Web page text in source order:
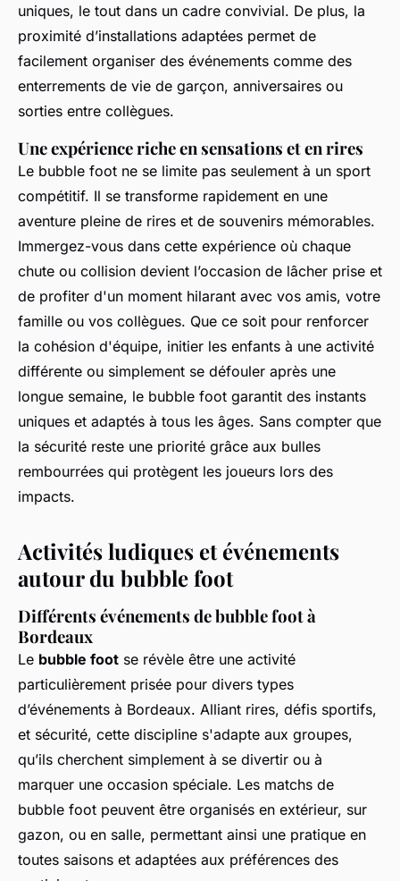
uniques, le tout dans un cadre convivial. De plus, la
proximité d’installations adaptées permet de
facilement organiser des événements comme des
enterrements de vie de garçon, anniversaires ou
sorties entre collègues.
Une expérience riche en sensations et en rires
Le bubble foot ne se limite pas seulement à un sport
compétitif. Il se transforme rapidement en une
aventure pleine de rires et de souvenirs mémorables.
Immergez-vous dans cette expérience où chaque
chute ou collision devient l’occasion de lâcher prise et
de profiter d'un moment hilarant avec vos amis, votre
famille ou vos collègues. Que ce soit pour renforcer
la cohésion d'équipe, initier les enfants à une activité
différente ou simplement se défouler après une
longue semaine, le bubble foot garantit des instants
uniques et adaptés à tous les âges. Sans compter que
la sécurité reste une priorité grâce aux bulles
rembourrées qui protègent les joueurs lors des
impacts.
Activités ludiques et événements
autour du bubble foot
Différents événements de bubble foot à
Bordeaux
Le bubble foot se révèle être une activité
particulièrement prisée pour divers types
d’événements à Bordeaux. Alliant rires, défis sportifs,
et sécurité, cette discipline s'adapte aux groupes,
qu’ils cherchent simplement à se divertir ou à
marquer une occasion spéciale. Les matchs de
bubble foot peuvent être organisés en extérieur, sur
gazon, ou en salle, permettant ainsi une pratique en
toutes saisons et adaptées aux préférences des